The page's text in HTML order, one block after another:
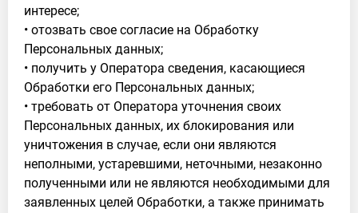
интересе;
• отозвать свое согласие на Обработку
Персональных данных;
• получить у Оператора сведения, касающиеся
Обработки его Персональных данных;
• требовать от Оператора уточнения своих
Персональных данных, их блокирования или
уничтожения в случае, если они являются
неполными, устаревшими, неточными, незаконно
полученными или не являются необходимыми для
заявленных целей Обработки, а также принимать